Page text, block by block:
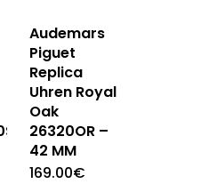
Audemars
Piguet
Replica
Uhren Royal
Oak
26320OR –
42 MM
169.00€